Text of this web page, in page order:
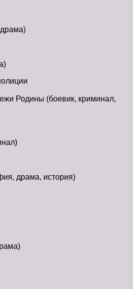
Родины (боевик, криминал,
драма, история)